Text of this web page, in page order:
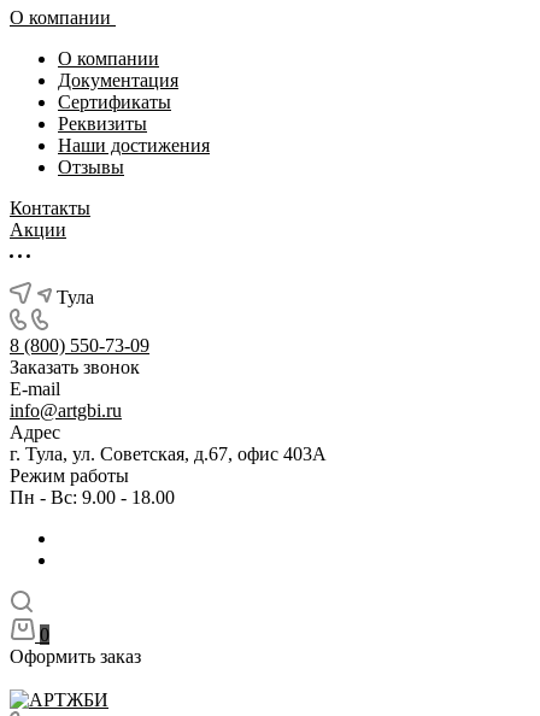
О компании
О компании
Документация
Сертификаты
Реквизиты
Наши достижения
Отзывы
Контакты
Акции
Тула
8 (800) 550-73-09
Заказать звонок
E-mail
info@artgbi.ru
Адрес
г. Тула, ул. Советская, д.67, офис 403А
Режим работы
Пн - Вс: 9.00 - 18.00
0
Оформить заказ